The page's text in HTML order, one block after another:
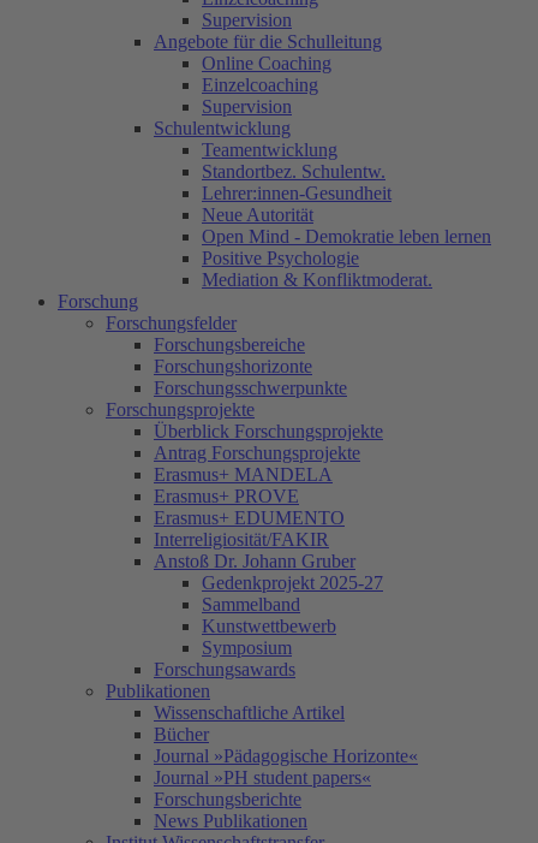
Supervision
Angebote für die Schulleitung
Online Coaching
Einzelcoaching
Supervision
Schulentwicklung
Teamentwicklung
Standortbez. Schulentw.
Lehrer:innen-Gesundheit
Neue Autorität
Open Mind - Demokratie leben lernen
Positive Psychologie
Mediation & Konfliktmoderat.
Forschung
Forschungsfelder
Forschungsbereiche
Forschungshorizonte
Forschungsschwerpunkte
Forschungsprojekte
Überblick Forschungsprojekte
Antrag Forschungsprojekte
Erasmus+ MANDELA
Erasmus+ PROVE
Erasmus+ EDUMENTO
Interreligiosität/FAKIR
Anstoß Dr. Johann Gruber
Gedenkprojekt 2025-27
Sammelband
Kunstwettbewerb
Symposium
Forschungsawards
Publikationen
Wissenschaftliche Artikel
Bücher
Journal »Pädagogische Horizonte«
Journal »PH student papers«
Forschungsberichte
News Publikationen